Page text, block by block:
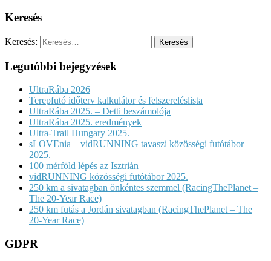
Keresés
Keresés:
Legutóbbi bejegyzések
UltraRába 2026
Terepfutó időterv kalkulátor és felszereléslista
UltraRába 2025. – Detti beszámolója
UltraRába 2025. eredmények
Ultra-Trail Hungary 2025.
sLOVEnia – vidRUNNING tavaszi közösségi futótábor
2025.
100 mérföld lépés az Isztrián
vidRUNNING közösségi futótábor 2025.
250 km a sivatagban önkéntes szemmel (RacingThePlanet –
The 20-Year Race)
250 km futás a Jordán sivatagban (RacingThePlanet – The
20-Year Race)
GDPR